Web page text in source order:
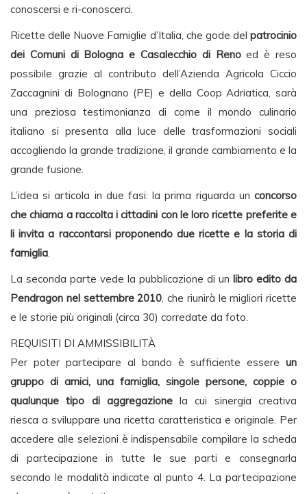
conoscersi e ri-conoscerci.
Ricette delle Nuove Famiglie d’Italia, che gode del patrocinio
dei Comuni di Bologna e Casalecchio di Renoed è reso
possibile grazie al contributo dell’Azienda Agricola Ciccio
Zaccagnini di Bolognano (PE) e della Coop Adriatica, sarà
una preziosa testimonianza di come il mondo culinario
italiano si presenta alla luce delle trasformazioni sociali
accogliendo la grande tradizione, il grande cambiamento e la
grande fusione.
L’idea si articola in due fasi: la prima riguarda un concorso
che chiama a raccolta i cittadini con le loro ricette preferite e
li invita a raccontarsi proponendo due ricette e la storia di
famiglia.
La seconda parte vede la pubblicazione di un libro edito da
Pendragon nel settembre 2010, che riunirà le migliori ricette
e le storie più originali (circa 30) corredate da foto.
REQUISITI DI AMMISSIBILITÀ
Per poter partecipare al bando è sufficiente essere un
gruppo di amici, una famiglia, singole persone, coppie o
qualunque tipo di aggregazionela cui sinergia creativa
riesca a sviluppare una ricetta caratteristica e originale. Per
accedere alle selezioni è indispensabile compilare la scheda
di partecipazione in tutte le sue parti e consegnarla
secondo le modalità indicate al punto 4. La partecipazione